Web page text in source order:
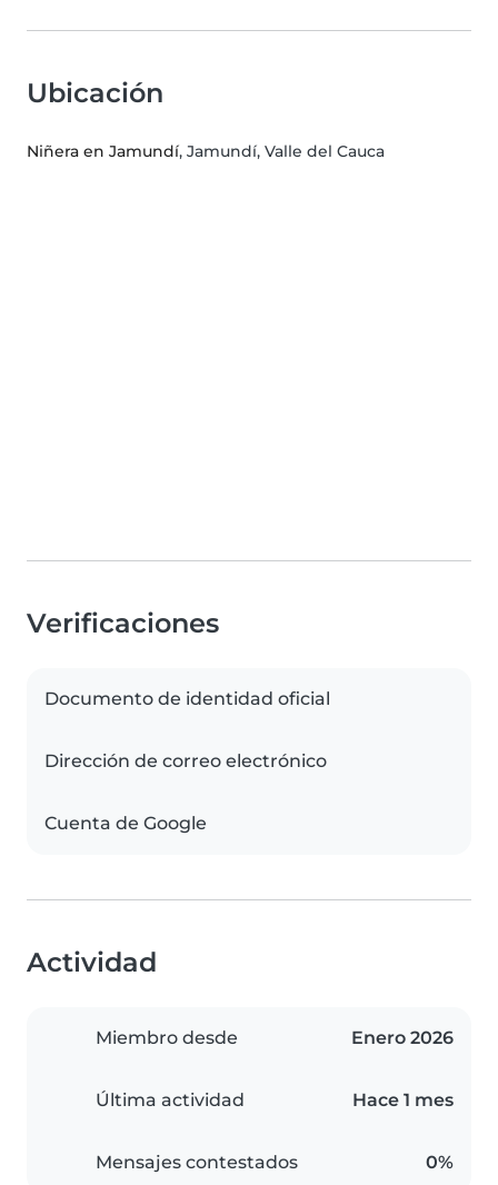
Ubicación
Niñera en Jamundí, Jamundí, Valle del Cauca
Verificaciones
Documento de identidad oficial
Dirección de correo electrónico
Cuenta de Google
Actividad
Miembro desde Enero 2026
Última actividad Hace 1 mes
Mensajes contestados 0%